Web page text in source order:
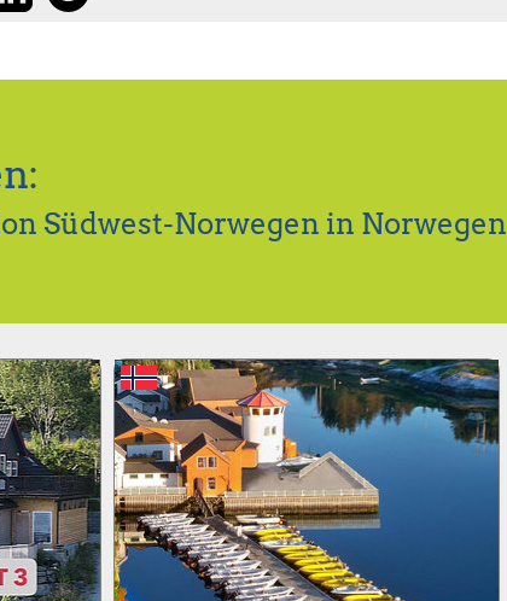
Südwest-Norwegen in Norwegen